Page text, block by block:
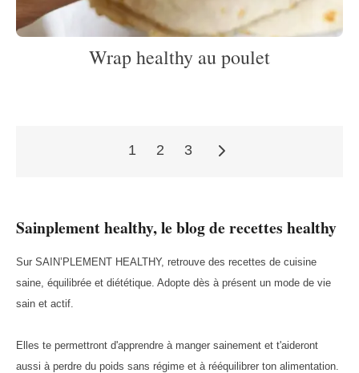
Wrap healthy au poulet
des
publications
1 2 3
Sainplement healthy, le blog de recettes healthy
Sur SAIN’PLEMENT HEALTHY, retrouve des recettes de cuisine
saine, équilibrée et diététique. Adopte dès à présent un mode de vie
sain et actif.
Elles te permettront d'apprendre à manger sainement et t'aideront
aussi à perdre du poids sans régime et à rééquilibrer ton alimentation.